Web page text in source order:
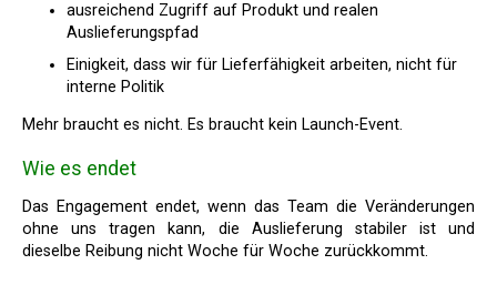
ausreichend Zugriff auf Produkt und realen
Auslieferungspfad
Einigkeit, dass wir für Lieferfähigkeit arbeiten, nicht für
interne Politik
Mehr braucht es nicht. Es braucht kein Launch-Event.
Wie es endet
Das Engagement endet, wenn das Team die Veränderungen
ohne uns tragen kann, die Auslieferung stabiler ist und
dieselbe Reibung nicht Woche für Woche zurückkommt.